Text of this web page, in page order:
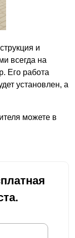
и
всегда на
Его работа
установлен, а
можете в